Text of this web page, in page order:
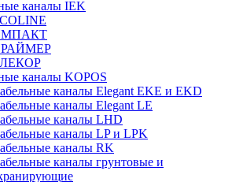
каналы IEK
каналы KOPOS
каналы Elegant EKE и EKD
каналы Elegant LE
каналы LHD
каналы LP и LPK
каналы RK
каналы грунтовые и